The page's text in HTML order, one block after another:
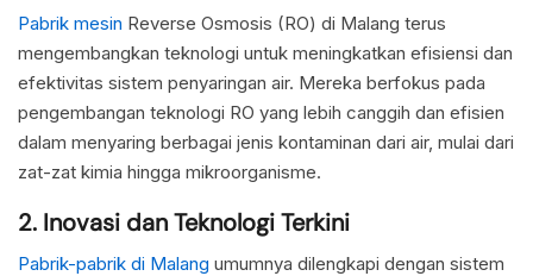
Pabrik mesin Reverse Osmosis (RO) di Malang terus
mengembangkan teknologi untuk meningkatkan efisiensi dan
efektivitas sistem penyaringan air. Mereka berfokus pada
pengembangan teknologi RO yang lebih canggih dan efisien
dalam menyaring berbagai jenis kontaminan dari air, mulai dari
zat-zat kimia hingga mikroorganisme.
2. Inovasi dan Teknologi Terkini
Pabrik-pabrik di Malang umumnya dilengkapi dengan sistem